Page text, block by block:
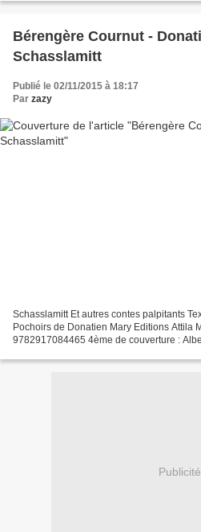
Bérengère Cournut -
Schasslamitt
Publié le 02/11/2015 à 18:17
Par zazy
Schasslamitt Et autres contes palpitants
Pochoirs de Donatien Mary Editions Attila
9782917084465 4ème de couverture :
Publicité